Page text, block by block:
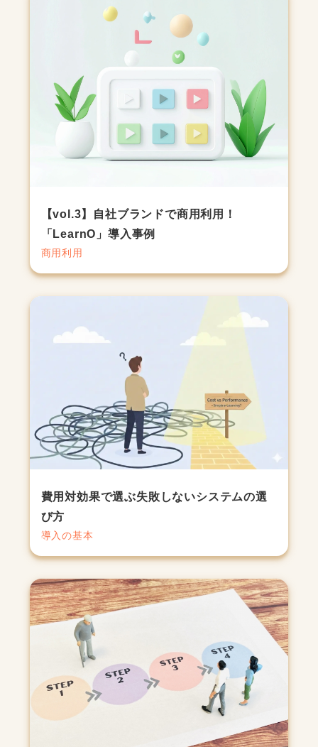
【vol.3】自社ブランドで商用利用！
「LearnO」導入事例
商用利用
費用対効果で選ぶ失敗しないシステムの選
び方
導入の基本